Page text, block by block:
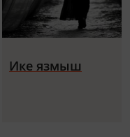
Ике язмыш